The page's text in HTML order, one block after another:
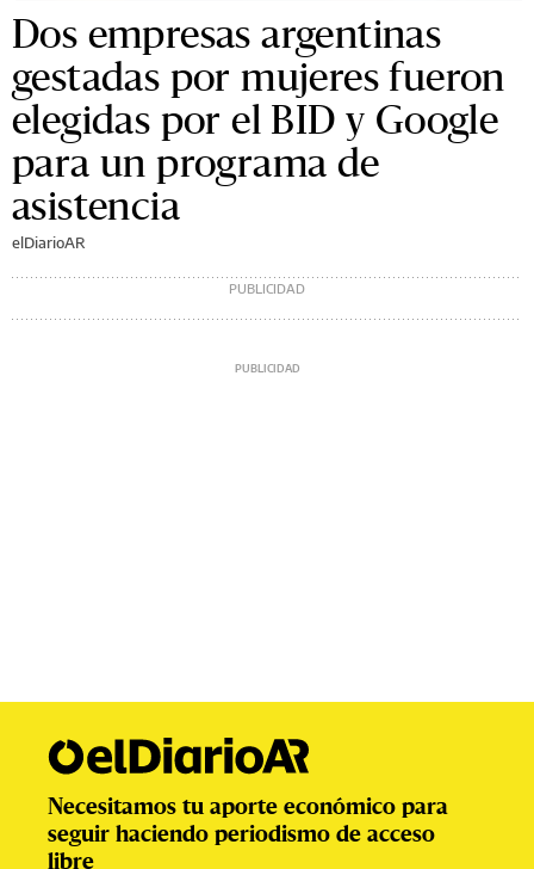
Dos empresas argentinas
gestadas por mujeres fueron
elegidas por el BID y Google
para un programa de
asistencia
elDiarioAR
Necesitamos tu aporte económico para
seguir haciendo periodismo de acceso
libre